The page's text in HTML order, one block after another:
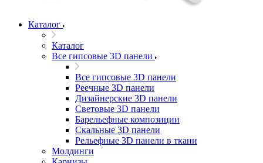
Каталог
Каталог
Все гипсовые 3D панели
Все гипсовые 3D панели
Реечные 3D панели
Дизайнерские 3D панели
Световые 3D панели
Барельефные композиции
Скальные 3D панели
Рельефные 3D панели в ткани
Молдинги